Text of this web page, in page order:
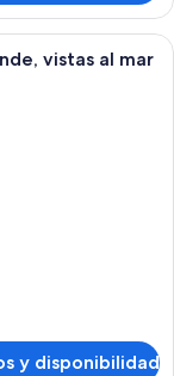
de hotel moderna
vistas al mar
y disponibilidad